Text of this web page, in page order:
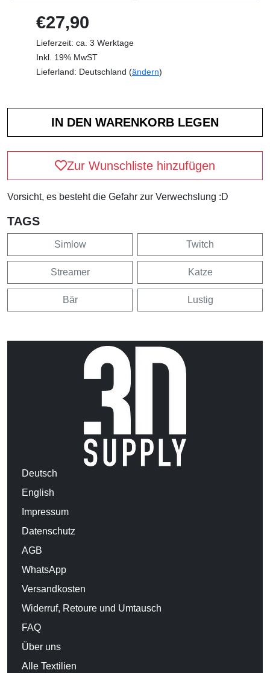
€27,90
Lieferzeit: ca. 3 Werktage
Inkl. 19% MwST
Lieferland: Deutschland (ändern)
Zur Wunschliste hinzufügen
Vorsicht, es besteht die Gefahr zur Verwechslung :D
TAGS
Simlow Twitch
Streamer Katze
Bär Lustig
Deutsch
English
Impressum
Datenschutz
AGB
WhatsApp
Versandkosten
Widerruf, Retoure und Umtausch
FAQ
Über uns
Alle Textilien